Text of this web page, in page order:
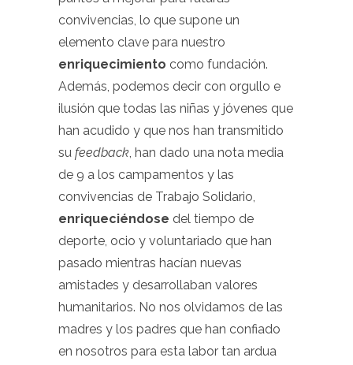
convivencias, lo que supone un
elemento clave para nuestro
enriquecimiento como fundación.
Además, podemos decir con orgullo e
ilusión que todas las niñas y jóvenes que
han acudido y que nos han transmitido
su feedback, han dado una nota media
de 9 a los campamentos y las
convivencias de Trabajo Solidario,
enriqueciéndose del tiempo de
deporte, ocio y voluntariado que han
pasado mientras hacían nuevas
amistades y desarrollaban valores
humanitarios. No nos olvidamos de las
madres y los padres que han confiado
en nosotros para esta labor tan ardua